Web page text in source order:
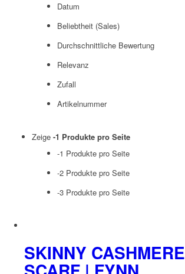
Datum
Beliebtheit (Sales)
Durchschnittliche Bewertung
Relevanz
Zufall
Artikelnummer
Zeige -1 Produkte pro Seite
-1 Produkte pro Seite
-2 Produkte pro Seite
-3 Produkte pro Seite
SKINNY CASHMERE